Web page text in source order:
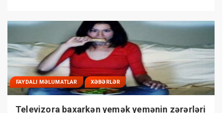
FAYDALI MƏLUMATLAR XƏBƏRLƏR
Televizora baxarkən yemək yemənin zərərləri